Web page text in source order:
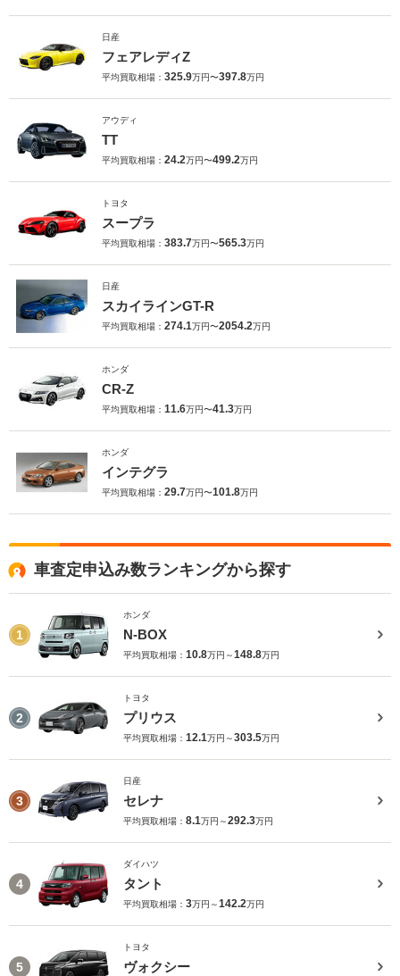
日産
フェアレディZ
平均買取相場： 325.9万円〜397.8万円
アウディ
TT
平均買取相場： 24.2万円〜499.2万円
トヨタ
スープラ
平均買取相場： 383.7万円〜565.3万円
日産
スカイラインGT-R
平均買取相場： 274.1万円〜2054.2万円
ホンダ
CR-Z
平均買取相場： 11.6万円〜41.3万円
ホンダ
インテグラ
平均買取相場： 29.7万円〜101.8万円
車査定申込み数ランキングから探す
1
ホンダ
N-BOX
平均買取相場： 10.8万円～148.8万円
2
トヨタ
プリウス
平均買取相場： 12.1万円～303.5万円
3
日産
セレナ
平均買取相場： 8.1万円～292.3万円
4
ダイハツ
タント
平均買取相場： 3万円～142.2万円
5
トヨタ
ヴォクシー